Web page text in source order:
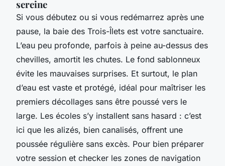
sereine
Si vous débutez ou si vous redémarrez après une
pause, la baie des Trois-Îlets est votre sanctuaire.
L’eau peu profonde, parfois à peine au-dessus des
chevilles, amortit les chutes. Le fond sablonneux
évite les mauvaises surprises. Et surtout, le plan
d’eau est vaste et protégé, idéal pour maîtriser les
premiers décollages sans être poussé vers le
large. Les écoles s’y installent sans hasard : c’est
ici que les alizés, bien canalisés, offrent une
poussée régulière sans excès. Pour bien préparer
votre session et checker les zones de navigation